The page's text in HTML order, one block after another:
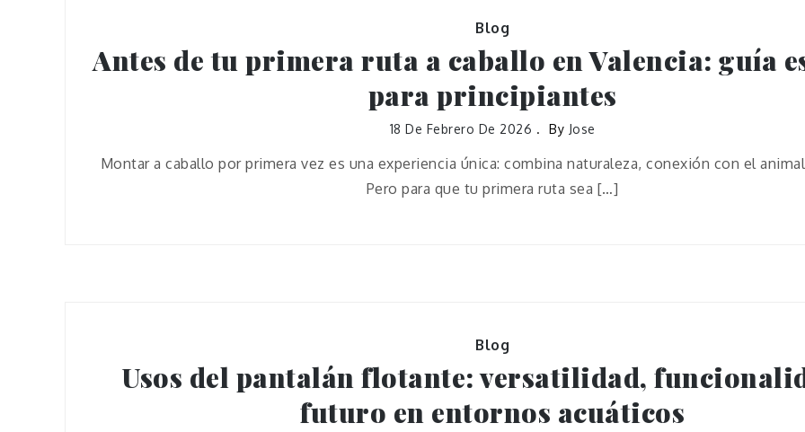
Blog
Antes de tu primera ruta a caballo en Valencia: guía
para principiantes
18 De Febrero De 2026 By Jose
Montar a caballo por primera vez es una experiencia única: combina naturaleza, conexión con el
Pero para que tu primera ruta sea […]
Blog
Usos del pantalán flotante: versatilidad,
futuro en entornos acuáticos